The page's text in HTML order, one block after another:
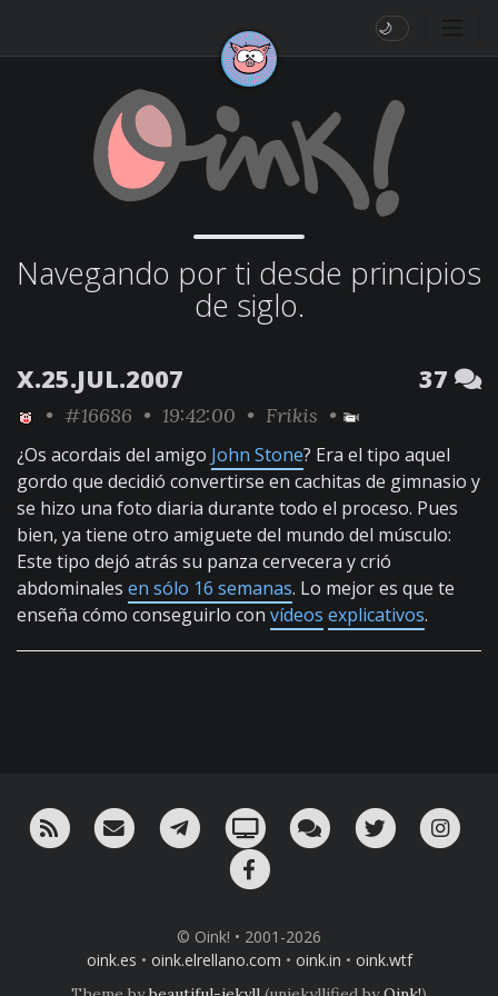
🌙
Navegando por ti desde principios
de siglo.
X.25.JUL.2007 37
• #16686 • 19:42:00 • Frikis •
¿Os acordais del amigo John Stone? Era el tipo aquel
gordo que decidió convertirse en cachitas de gimnasio y
se hizo una foto diaria durante todo el proceso. Pues
bien, ya tiene otro amiguete del mundo del músculo:
Este tipo dejó atrás su panza cervecera y crió
abdominales en sólo 16 semanas. Lo mejor es que te
enseña cómo conseguirlo con vídeos explicativos.
RSS ¡Mándame un email!¡Nuestro canal en Telegram!
Oink! TV Charla con nosotros
Twitter
© Oink! • 2001-2026
oink.es • oink.elrellano.com • oink.in • oink.wtf